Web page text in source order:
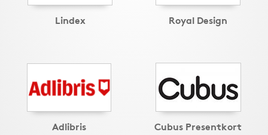
Lindex Royal Design
Adlibris Cubus Presentkort